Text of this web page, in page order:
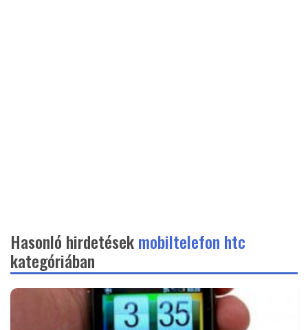
Hasonló hirdetésekmobiltelefon htc
kategóriában